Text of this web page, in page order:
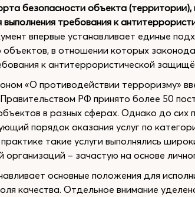
безопасности объекта
выполнения требования к
впервые устанавливает единые
в отношении которых
к антитеррористической
«О противодействии терроризму»
РФ принято более 50
в разных сферах. Однако до сих
порядок оказания услуг по
такие услуги выполнялись
– зачастую на основе
основные положения для
качества. Отдельное внимание